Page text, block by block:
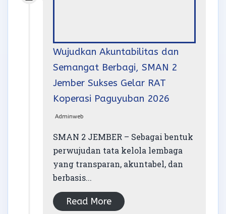
Wujudkan Akuntabilitas dan
Semangat Berbagi, SMAN 2
Jember Sukses Gelar RAT
Koperasi Paguyuban 2026
Adminweb
SMAN 2 JEMBER – Sebagai bentuk
perwujudan tata kelola lembaga
yang transparan, akuntabel, dan
berbasis...
Read More